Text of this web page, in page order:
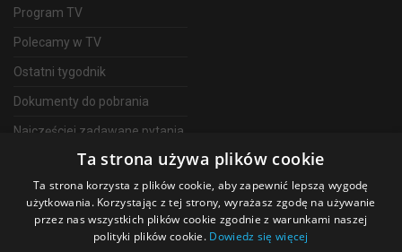
Program TV
Polecamy w TV
Ostatni tygodnik
Dokumenty do pobrania
Najczęściej zadawane pytania
Telewizja Światłowodowa
Ta strona używa plików cookie
Ta strona korzysta z plików cookie, aby zapewnić lepszą wygodę
użytkowania. Korzystając z tej strony, wyrażasz zgodę na używanie
przez nas wszystkich plików cookie zgodnie z warunkami naszej
polityki plików cookie. Dowiedz się więcej